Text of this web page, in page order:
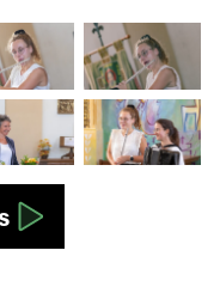
l'image en grand
Afficher
l'image en grand
Afficher l'image